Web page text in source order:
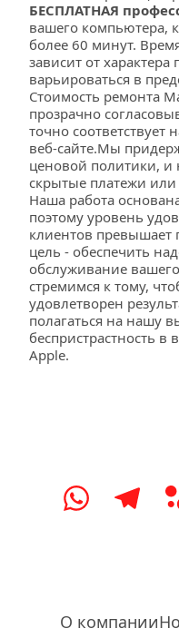
БЕСПЛАТНАЯ
вашего компьютера,
более 60 минут.
зависит от
варьироваться в
Стоимость ремонта
прозрачно
точно
веб-сайте.Мы
ценовой политики, и
скрытые платежи
Наша работа
поэтому уровень
клиентов превышает
цель - обеспечить
обслуживание
стремимся к тому,
удовлетворен
полагаться на нашу
беспристрастность в
Apple.
О компании